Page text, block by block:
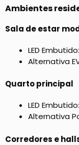
Ambientes
Sala de estar
LED
Alternativa
Quarto principal
LED
Alternativa
Corredores e